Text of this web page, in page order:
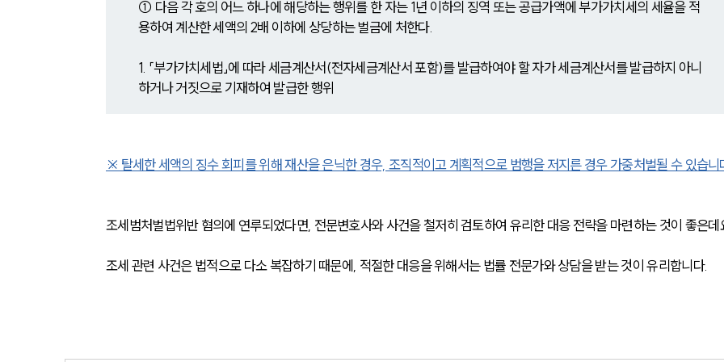
① 다음 각 호의 어느 하나에 해당하는 행위를 한 자는 1년 이하의 징역 또는 공급가액에 부가가치세의 세율을 적
용하여 계산한 세액의 2배 이하에 상당하는 벌금에 처한다.
1. 「부가가치세법」에 따라 세금계산서(전자세금계산서 포함)를 발급하여야 할 자가 세금계산서를 발급하지 아니
하거나 거짓으로 기재하여 발급한 행위
※ 탈세한 세액의 징수 회피를 위해 재산을 은닉한 경우, 조직적이고 계획적으로 범행을 저지른 경우 가중처벌될 수 있습니
조세범처벌법위반 혐의에 연루되었다면, 전문변호사와 사건을 철저히 검토하여 유리한 대응 전략을 마련하는 것이 좋은
조세 관련 사건은 법적으로 다소 복잡하기 때문에, 적절한 대응을 위해서는 법률 전문가와 상담을 받는 것이 유리합니다.